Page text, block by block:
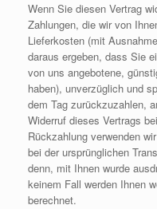
Wenn Sie diesen Vertrag
Zahlungen, die wir von
Lieferkosten (mit
daraus ergeben, dass Sie
von uns angebotene,
haben), unverzüglich und
dem Tag zurückzuzahlen,
Widerruf dieses Vertrags
Rückzahlung verwenden
bei der ursprünglichen
denn, mit Ihnen wurde
keinem Fall werden Ihnen
berechnet.